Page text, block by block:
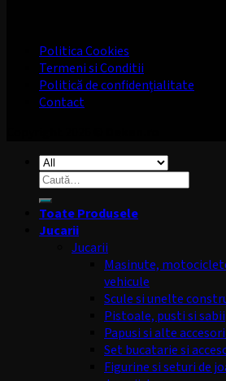
Politica Cookies
Termeni si Conditii
Politică de confidențialitate
Contact
Caută
după:
Toate Produsele
Jucarii
Jucarii
Masinute,
vehicule
Scule si unelte
Pistoale, pusti si sabii
Papusi si alte
Set bucatarie si
Figurine si seturi de